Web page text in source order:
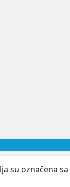
su označena sa